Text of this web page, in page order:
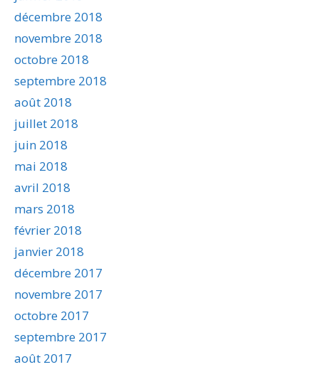
décembre 2018
novembre 2018
octobre 2018
septembre 2018
août 2018
juillet 2018
juin 2018
mai 2018
avril 2018
mars 2018
février 2018
janvier 2018
décembre 2017
novembre 2017
octobre 2017
septembre 2017
août 2017